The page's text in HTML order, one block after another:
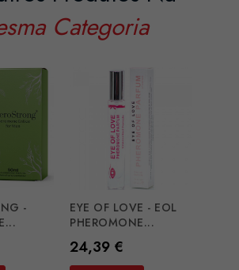
Categoria
-
EYE OF LOVE - EOL
PHEROMONE...
Preço
24,39 €